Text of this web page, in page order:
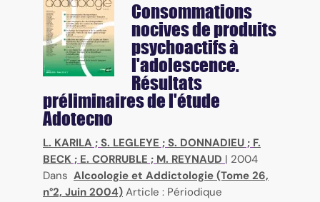
Consommations
nocives de produits
psychoactifs à
l'adolescence.
Résultats
préliminaires de l'étude
Adotecno
L. KARILA ; S. LEGLEYE ; S. DONNADIEU ; F.
BECK ; E. CORRUBLE ; M. REYNAUD | 2004
Dans Alcoologie et Addictologie (Tome 26,
n°2, Juin 2004) Article : Périodique